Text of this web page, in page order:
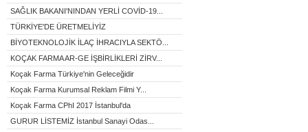
SAĞLIK BAKANI'NINDAN YERLİ COVİD-19...
TÜRKİYE'DE ÜRETMELİYİZ
BİYOTEKNOLOJİK İLAÇ İHRACIYLA SEKTÖ...
KOÇAK FARMA AR-GE İŞBİRLİKLERİ ZİRV...
Koçak Farma Türkiye'nin Geleceğidir
Koçak Farma Kurumsal Reklam Filmi Y...
Koçak Farma CPhI 2017 İstanbul'da
GURUR LİSTEMİZ İstanbul Sanayi Odas...